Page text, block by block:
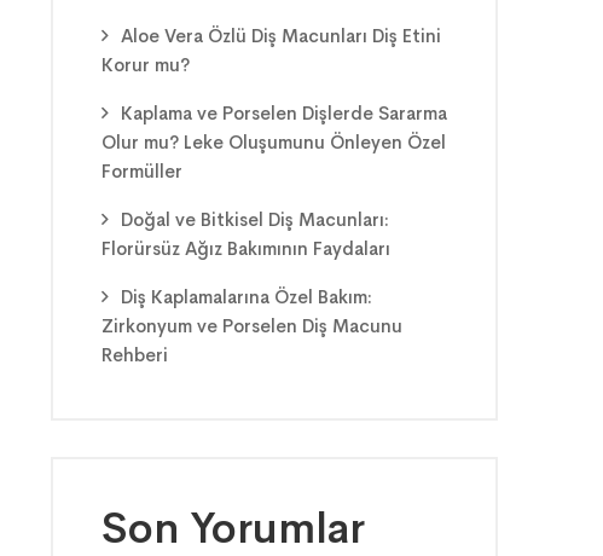
Aloe Vera Özlü Diş Macunları Diş Etini
Korur mu?
Kaplama ve Porselen Dişlerde Sararma
Olur mu? Leke Oluşumunu Önleyen Özel
Formüller
Doğal ve Bitkisel Diş Macunları:
Florürsüz Ağız Bakımının Faydaları
Diş Kaplamalarına Özel Bakım:
Zirkonyum ve Porselen Diş Macunu
Rehberi
Son Yorumlar